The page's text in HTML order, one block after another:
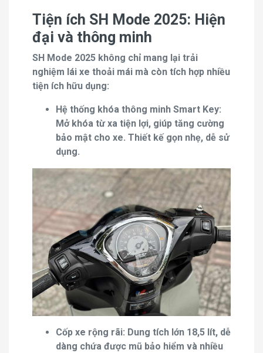
Tiện ích SH Mode 2025: Hiện
đại và thông minh
SH Mode 2025 không chỉ mang lại trải
nghiệm lái xe thoải mái mà còn tích hợp nhiều
tiện ích hữu dụng:
Hệ thống khóa thông minh Smart Key:
Mở khóa từ xa tiện lợi, giúp tăng cường
bảo mật cho xe. Thiết kế gọn nhẹ, dễ sử
dụng.
Cốp xe rộng rãi: Dung tích lớn 18,5 lít, dễ
dàng chứa được mũ bảo hiểm và nhiều